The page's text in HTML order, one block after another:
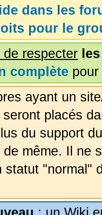
dans les
pour le
de respecter
complète
ayant un
placés
du support
de même. Il ne
statut "normal"